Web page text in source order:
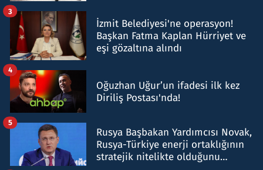
İzmit Belediyesi'ne operasyon!
Başkan Fatma Kaplan Hürriyet ve
eşi gözaltına alındı
3
Oğuzhan Uğur’un ifadesi ilk kez
Diriliş Postası'nda!
4
Rusya Başbakan Yardımcısı Novak,
Rusya-Türkiye enerji ortaklığının
stratejik nitelikte olduğunu
5